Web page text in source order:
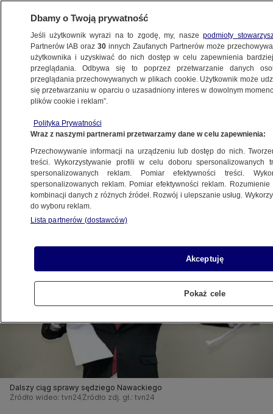
TRÓJMIASTO
Złożyli wniosek o wyłączenie sędziego
z orzekania w sprawie Nawackiego
12.10.2022, 12:25
Udostępnij
Dalszy ciąg sprawy sędziego Nawackiego
Źródło wideo: tvn24 Źródło zdj. gł.: tvn24
Dbamy o Twoją prywatność
Jeśli użytkownik wyrazi na to zgodę, my, naszepodmioty
Partnerów IAB oraz30 innych Zaufanych Partnerów może
użytkownika i uzyskiwać do nich dostęp w celu zapewnienia
przeglądania. Odbywa się to poprzez przetwarzanie danych
przeglądania przechowywanych w plikach cookie. Użytkownik może
się przetwarzaniu w oparciu o uzasadniony interes w dowolnym
plików cookie i reklam”.
Polityka Prywatności
Wraz z naszymi partnerami przetwarzamy dane w celu zapewnienia:
Przechowywanie informacji na urządzeniu lub dostęp do nich.
treści. Wykorzystywanie profili w celu doboru spersonalizowanych
spersonalizowanych reklam. Pomiar efektywności treści.
spersonalizowanych reklam. Pomiar efektywności reklam.
kombinacji danych z różnych źródeł. Rozwój i ulepszanie usług.
do wyboru reklam.
Lista partnerów (dostawców)
Akceptuję
Pokaż cele